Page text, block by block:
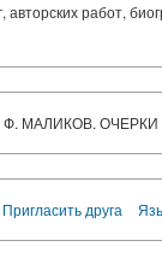
авторских работ,
МАЛИКОВ.
Пригласить друга